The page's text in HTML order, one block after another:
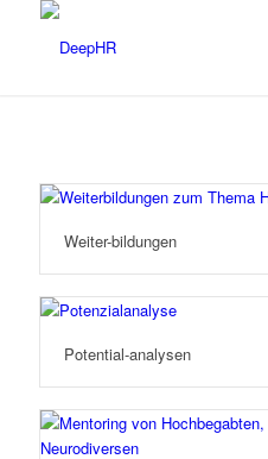
Weiter-bildungen
Potential-analysen